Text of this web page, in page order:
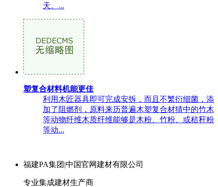
天。...
塑复合材料机能更佳
利用木匠器具即可完成安拆，而且不繁衍细菌，添
加了阻燃剂，原料来历普遍木塑复合材猜中的竹木
等动物纤维木质纤维能够是木粉、竹粉、或秸秆粉
等动...
福建PA集团|中国官网建材有限公司
专业集成建材生产商